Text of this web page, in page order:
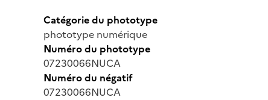
Catégorie du phototype
phototype numérique
Numéro du phototype
07230066NUCA
Numéro du négatif
07230066NUCA